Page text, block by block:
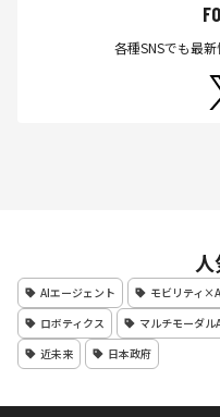
各種SNSでも最
AIエージェント モビリティ
ロボティクス
マルチモーダル
近未来
日本政府